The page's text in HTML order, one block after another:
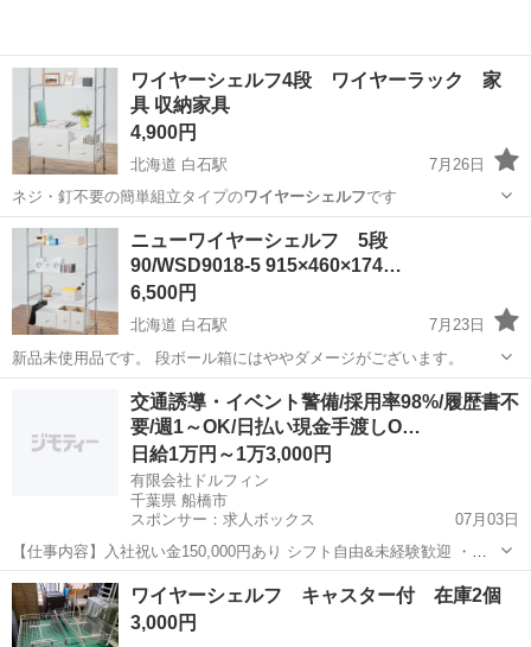
ワイヤーシェルフ4段 ワイヤーラック 家
具 収納家具
4,900円
北海道 白石駅
7月26日
ネジ・釘不要の簡単組立タイプのワイヤーシェルフです
北海道 札幌市 白石駅 収納家具 ワイヤーシェルフ
ニューワイヤーシェルフ 5段
90/WSD9018-5 915×460×174…
6,500円
北海道 白石駅
7月23日
新品未使用品です。 段ボール箱にはややダメージがございます。
札幌市 白石駅 収納家具 ワイヤーシェルフ
交通誘導・イベント警備/採用率98%/履歴書不
要/週1～OK/日払い現金手渡しO…
日給1万円～1万3,000円
有限会社ドルフィン
千葉県 船橋市
スポンサー：求人ボックス
07月03日
【仕事内容】入社祝い金150,000円あり シフト自由&未経験歓迎
・直
行直帰OK ・一部車・自転車・バイク通勤OK ・週1～OK ・日払い・
週払いOK、現金手渡しも可能です! <仕事内容> 建築・土木工事現場
で...
アルバイト・パート
ワイヤーシェルフ キャスター付 在庫2個
3,000円